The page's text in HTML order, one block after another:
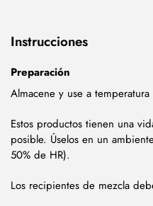
Instrucciones
Preparación
Almacene y use a
Estos productos tienen una
posible. Úselos en un
50% de HR).
Los recipientes de mezcla